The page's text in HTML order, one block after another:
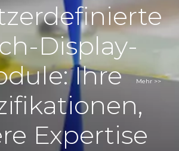
Display-
Ihre
Expertise
Mehr >>